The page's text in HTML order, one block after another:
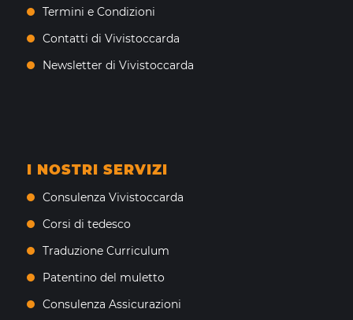
Termini e Condizioni
Contatti di Vivistoccarda
Newsletter di Vivistoccarda
I NOSTRI SERVIZI
Consulenza Vivistoccarda
Corsi di tedesco
Traduzione Curriculum
Patentino del muletto
Consulenza Assicurazioni